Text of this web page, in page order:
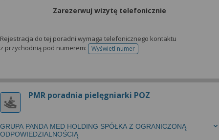
Zarezerwuj wizytę telefonicznie
Rejestracja do tej poradni wymaga telefonicznego kontaktu
z przychodnią pod numerem:
Wyświetl numertelefonu do rejestracji
PMR poradnia pielęgniarki POZ
GRUPA PANDA MED HOLDING SPÓŁKA Z OGRANICZONĄ
ODPOWIEDZIALNOŚCIĄ